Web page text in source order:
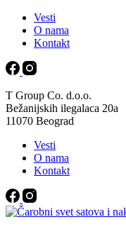
Vesti
O nama
Kontakt
T Group Co. d.o.o.
Bežanijskih ilegalaca 20a
11070 Beograd
Vesti
O nama
Kontakt